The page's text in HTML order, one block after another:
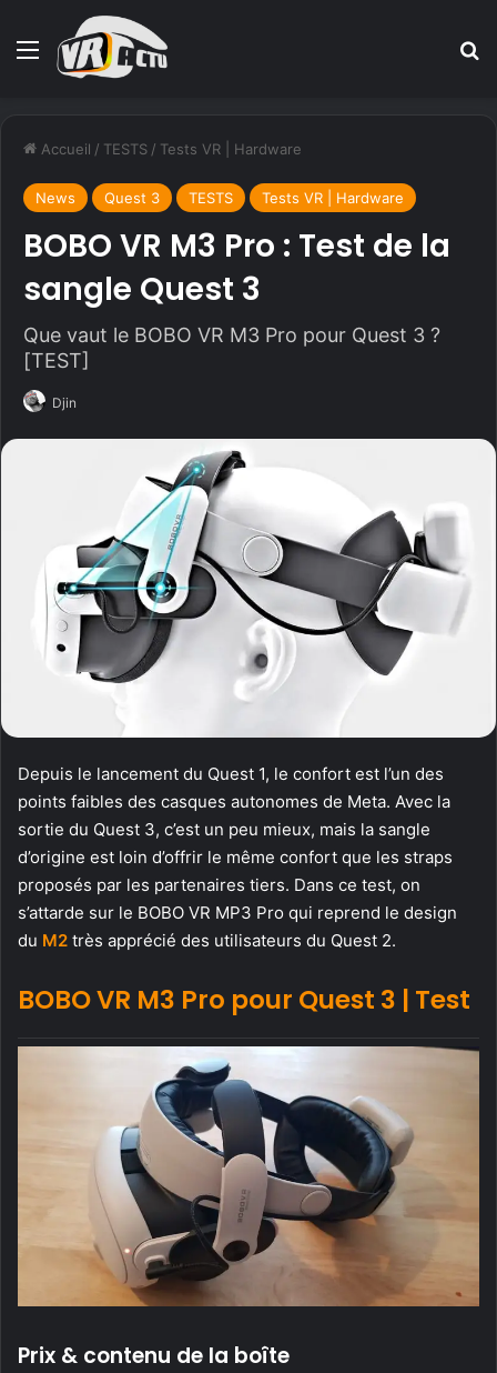
Menu
Accueil / TESTS / Tests VR | Hardware
News Quest 3 TESTS Tests VR | Hardware
BOBO VR M3 Pro : Test de la
sangle Quest 3
Que vaut le BOBO VR M3 Pro pour Quest 3 ?
[TEST]
Djin
Depuis le lancement du Quest 1, le confort est l’un des
points faibles des casques autonomes de Meta. Avec la
sortie du Quest 3, c’est un peu mieux, mais la sangle
d’origine est loin d’offrir le même confort que les straps
proposés par les partenaires tiers. Dans ce test, on
s’attarde sur le BOBO VR MP3 Pro qui reprend le design
du M2 très apprécié des utilisateurs du Quest 2.
BOBO VR M3 Pro pour Quest 3 | Test
Prix & contenu de la boîte